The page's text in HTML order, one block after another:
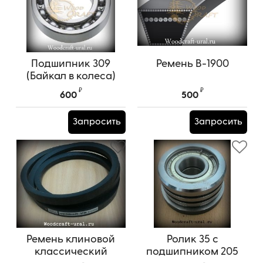
Подшипник 309
(Байкал в колеса)
600
₽
Запросить
Ремень В-1900
500
₽
Запросить
Ремень клиновой
классический
Ролик 35 с
подшипником 205